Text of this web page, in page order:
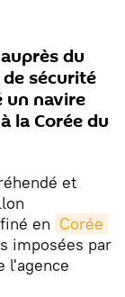
du
sécurité
un navire
la Corée du
et
en Corée
imposées par
l'agence